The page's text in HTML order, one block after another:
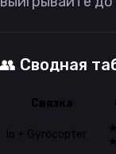
👥 Сводная
Связка
Io + Gyrocopter
★